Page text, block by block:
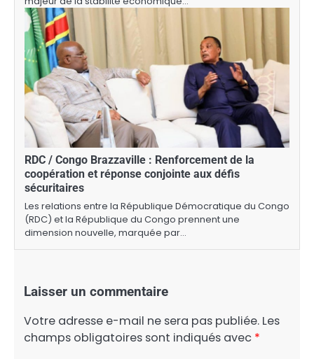
RDC / Congo Brazzaville : Renforcement de la
coopération et réponse conjointe aux défis
sécuritaires
Les relations entre la République Démocratique du Congo
(RDC) et la République du Congo prennent une
dimension nouvelle, marquée par…
Laisser un commentaire
Votre adresse e-mail ne sera pas publiée. Les
champs obligatoires sont indiqués avec *